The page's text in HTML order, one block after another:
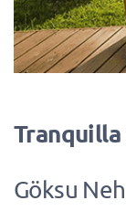
Tranquilla
Göksu